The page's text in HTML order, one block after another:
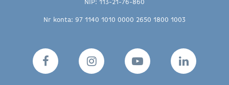
NIP: 113-21-76-860
Nr konta: 97 1140 1010 0000 2650 1800 1003